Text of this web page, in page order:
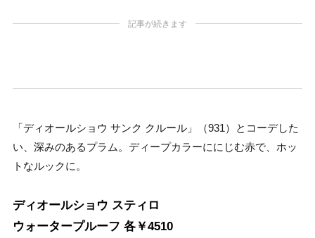
記事が続きます
「ディオールショウ サンク クルール」（931）とコーデした
い、深みのあるプラム。ディープカラーににじむ赤で、ホッ
トなルックに。
ディオールショウ スティロ
ウォータープルーフ 各￥4510